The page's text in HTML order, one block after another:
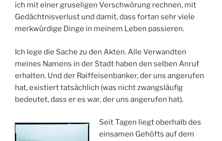
ich mit einer gruseligen Verschwörung rechnen, mit
Gedächtnisverlust und damit, dass fortan sehr viele
merkwürdige Dinge in meinem Leben passieren.
Ich lege die Sache zu den Akten. Alle Verwandten
meines Namens in der Stadt haben den selben Anruf
erhalten. Und der Raiffeisenbanker, der uns angerufen
hat, existiert tatsächlich (was nicht zwangsläufig
bedeutet, dass er es war, der uns angerufen hat).
Seit Tagen liegt oberhalb des
einsamen Gehöfts auf dem